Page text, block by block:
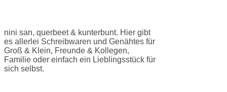
nini san, querbeet & kunterbunt. Hier gibt
es allerlei Schreibwaren und Genähtes für
Groß & Klein, Freunde & Kollegen,
Familie oder einfach ein Lieblingsstück für
sich selbst.